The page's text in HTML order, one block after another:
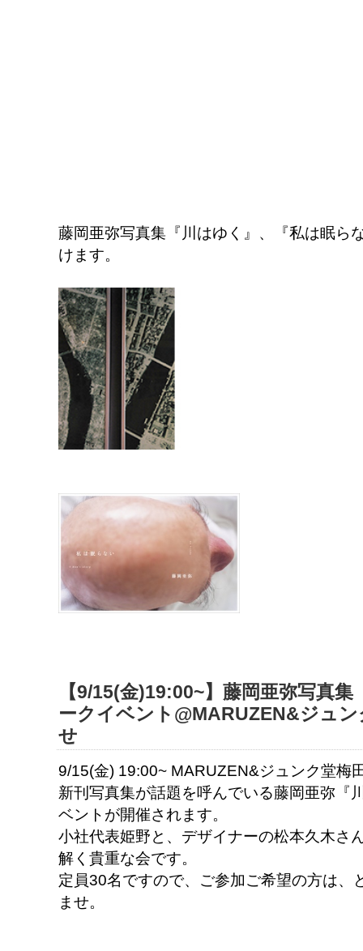
藤岡亜弥写真集『川はゆく』、『私は眠ら
けます。
【9/15(金)19:00~】藤岡亜弥写真
ークイベント@MARUZEN&ジュ
せ
9/15(金) 19:00~ MARUZEN&ジュンク堂梅
新刊写真集が話題を呼んでいる藤岡亜弥『
ベントが開催されます。
小社代表姫野と、デザイナーの松本久木さ
解く貴重な会です。
定員30名ですので、ご参加ご希望の方は、
ませ。